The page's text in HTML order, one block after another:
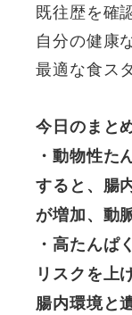
既往歴を確
自分の健康
最適な食ス
今日のまと
・動物性た
すると、腸
が増加、動
・高たんぱ
リスクを上
腸内環境と